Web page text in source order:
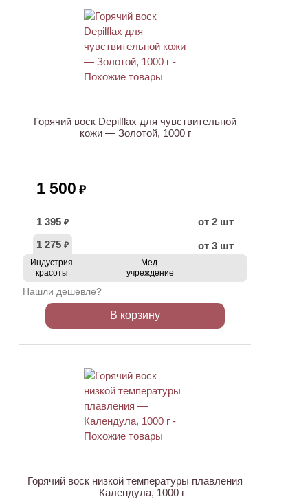
Горячий воск Depilflax для чувствительной
кожи — Золотой, 1000 г
1 500 ₽
1 395 ₽
от 2 шт
1 275 ₽ от 3 шт
Индустрия
красоты
Мед.
учреждение
Нашли дешевле?
В корзину
Горячий воск низкой температуры плавления
— Календула, 1000 г